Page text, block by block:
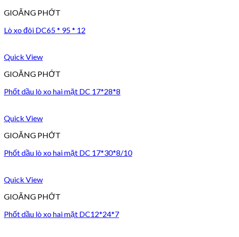
GIOĂNG PHỚT
Lò xo đôi DC65 * 95 * 12
Quick View
GIOĂNG PHỚT
Phốt dầu lò xo hai mặt DC 17*28*8
Quick View
GIOĂNG PHỚT
Phốt dầu lò xo hai mặt DC 17*30*8/10
Quick View
GIOĂNG PHỚT
Phốt dầu lò xo hai mặt DC12*24*7